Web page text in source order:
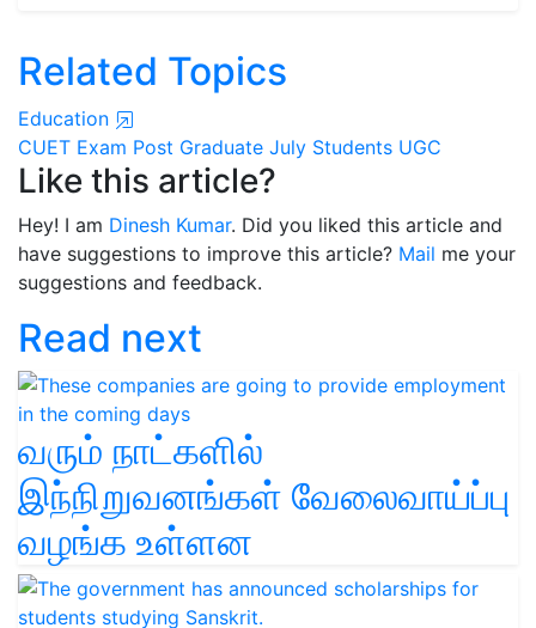
Related Topics
Education
CUET Exam Post Graduate July Students UGC
Like this article?
Hey! I am Dinesh Kumar. Did you liked this article and
have suggestions to improve this article? Mail me your
suggestions and feedback.
Read next
வரும் நாட்களில்
இந்நிறுவனங்கள் வேலைவாய்ப்பு
வழங்க உள்ளன